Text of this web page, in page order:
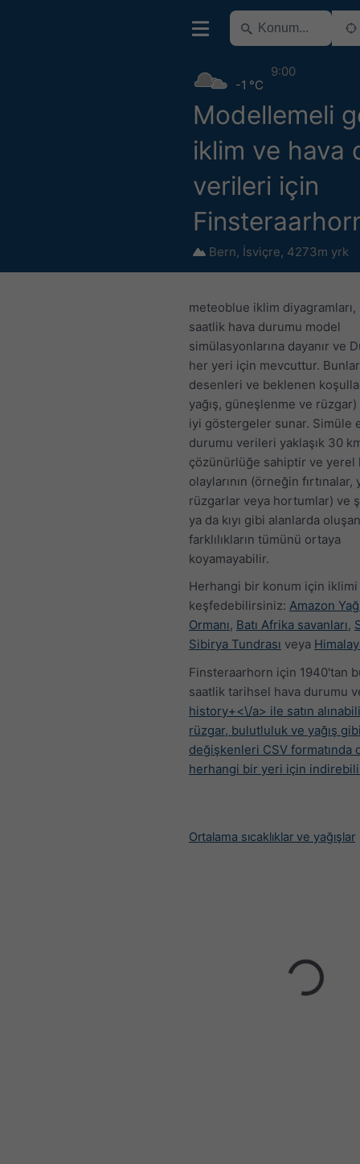
Modellemeli
iklim ve hava
verileri için
Bern, İsviçre, 4273m yrk
-1 °C
9:00
meteoblue iklim diyagramları,
saatlik hava durumu model
simülasyonlarına dayanır ve
her yeri için mevcuttur.
desenleri ve beklenen
yağış, güneşlenme ve rüzgar)
iyi göstergeler sunar. Simüle
durumu verileri yaklaşık 30
çözünürlüğe sahiptir ve yerel
olaylarının (örneğin fırtınalar,
rüzgarlar veya hortumlar) ve
ya da kıyı gibi alanlarda
farklılıkların tümünü ortaya
koyamayabilir.
Herhangi bir konum için iklimi
keşfedebilirsiniz: Amazon
Ormanı, Batı Afrika savanları,
Sibirya Tundrası veya
Finsteraarhorn için 1940'tan
saatlik tarihsel hava durumu
history+<\/a> ile satın
rüzgar, bulutluluk ve yağış
değişkenleri CSV formatında
herhangi bir yeri için
Ortalama sıcaklıklar ve yağışlar